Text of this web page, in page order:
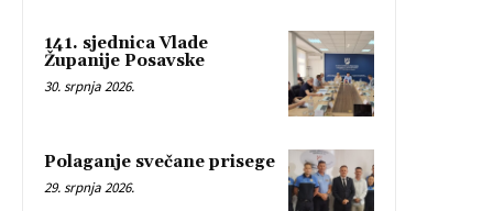
141. sjednica Vlade
Županije Posavske
30. srpnja 2026.
Polaganje svečane prisege
29. srpnja 2026.